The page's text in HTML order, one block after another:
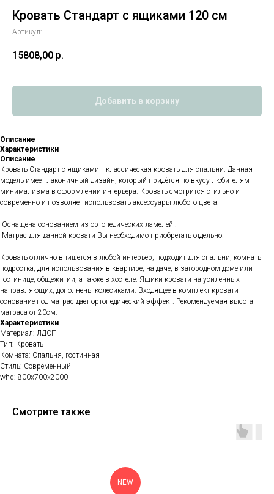
Кровать Стандарт с ящиками 120 см
Артикул:
15808,00 р.
Добавить в корзину
Описание
Характеристики
Описание
Кровать Стандарт с ящиками– классическая кровать для спальни. Данная
модель имеет лаконичный дизайн, который придётся по вкусу любителям
минимализма в оформлении интерьера. Кровать смотрится стильно и
современно и позволяет использовать аксессуары любого цвета.
-Оснащена основанием из ортопедических ламелей .
-Матрас для данной кровати Вы необходимо приобретать отдельно.
Кровать отлично впишется в любой интерьер, подходит для спальни, комнаты
подростка, для использования в квартире, на даче, в загородном доме или
гостинице, общежитии, а также в хостеле. Ящики кровати на усиленных
направляющих, дополнены колесиками. Входящее в комплект кровати
основание под матрас дает ортопедический эффект. Рекомендуемая высота
матраса от 20см.
Характеристики
Материал: ЛДСП
Тип: Кровать
Комната: Спальня, гостинная
Стиль: Современный
whd: 800x700x2000
Смотрите также
NEW